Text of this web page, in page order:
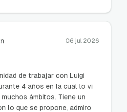
06 jul 2026
de trabajar con Luigi
4 años en la cual lo vi
ámbitos. Tiene un
lo que se propone, admiro